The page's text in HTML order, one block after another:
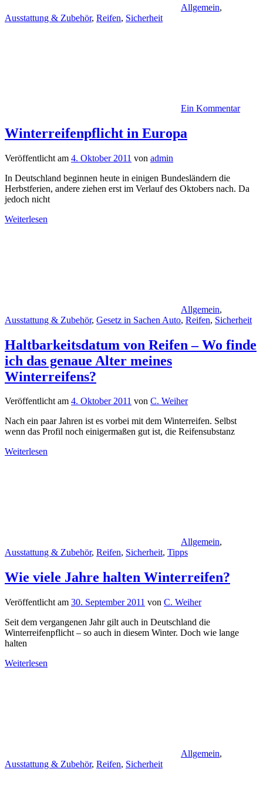
Allgemein,
Ausstattung & Zubehör, Reifen, Sicherheit
Ein Kommentar
Winterreifenpflicht in Europa
Veröffentlicht am 4. Oktober 2011 von admin
In Deutschland beginnen heute in einigen Bundesländern die
Herbstferien, andere ziehen erst im Verlauf des Oktobers nach. Da
jedoch nicht
Weiterlesen
Allgemein,
Ausstattung & Zubehör, Gesetz in Sachen Auto, Reifen, Sicherheit
Haltbarkeitsdatum von Reifen – Wo finde
ich das genaue Alter meines
Winterreifens?
Veröffentlicht am 4. Oktober 2011 von C. Weiher
Nach ein paar Jahren ist es vorbei mit dem Winterreifen. Selbst
wenn das Profil noch einigermaßen gut ist, die Reifensubstanz
Weiterlesen
Allgemein,
Ausstattung & Zubehör, Reifen, Sicherheit, Tipps
Wie viele Jahre halten Winterreifen?
Veröffentlicht am 30. September 2011 von C. Weiher
Seit dem vergangenen Jahr gilt auch in Deutschland die
Winterreifenpflicht – so auch in diesem Winter. Doch wie lange
halten
Weiterlesen
Allgemein,
Ausstattung & Zubehör, Reifen, Sicherheit